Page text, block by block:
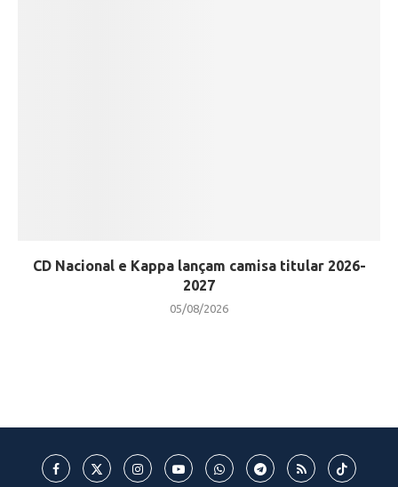
CD Nacional e Kappa lançam camisa titular 2026-
2027
05/08/2026